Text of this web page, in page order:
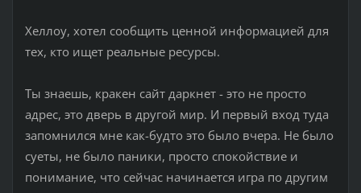
Хеллоу, хотел сообщить ценной информацией для
тех, кто ищет реальные ресурсы.
Ты знаешь, кракен сайт даркнет - это не просто
адрес, это дверь в другой мир. И первый вход туда
запомнился мне как-будто это было вчера. Не было
суеты, не было паники, просто спокойствие и
понимание, что сейчас начинается игра по другим